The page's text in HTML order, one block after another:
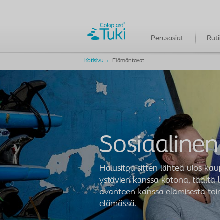
Perusasiat
Kotisivu Elämäntavat
Halusitpa sitten lähteä ulos
ystävien kanssa kotona, täältä
avanteen kanssa elämisestä
elämässä.